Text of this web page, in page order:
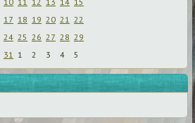
17 18 19 20 21 22
24 25 26 27 28 29
31 1 2 3 4 5